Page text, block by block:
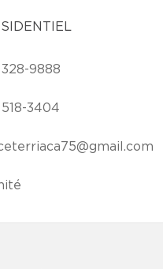
328-9888
518-3404